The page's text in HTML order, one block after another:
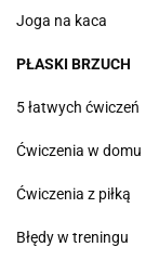
Joga na kaca
PŁASKI BRZUCH
5 łatwych ćwiczeń
Ćwiczenia w domu
Ćwiczenia z piłką
Błędy w treningu